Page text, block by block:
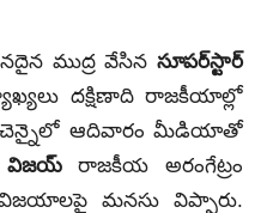
ముద్ర వేసిన సూపర్‌స్టార్
దక్షిణాది రాజకీయాల్లో
చెన్నైలో ఆదివారం మీడియాతో
విజయ్రాజకీయ అరంగేట్రం
మనసు విప్పారు.